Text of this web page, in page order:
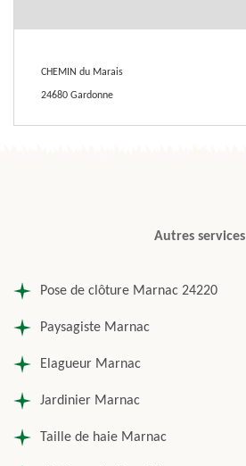
CHEMIN du Marais
24680 Gardonne
Autres services
Pose de clôture Marnac 24220
Paysagiste Marnac
Elagueur Marnac
Jardinier Marnac
Taille de haie Marnac